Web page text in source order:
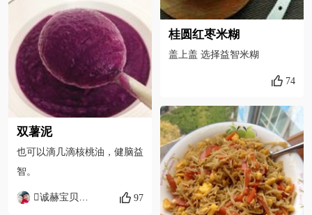
双薯泥
也可以滴几滴核桃油，健脑益
智。
诚赫宝贝帅帅妈 97
桂圆红枣米糊
盖上盖 选择益智米糊
74